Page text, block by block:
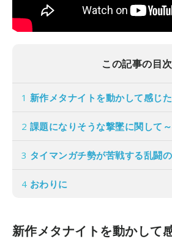
この記事の目次
1 新作メタナイトを動かして感じ
2 課題になりそうな撃墜に関して
3 タイマンガチ勢が苦戦する乱闘
4 おわりに
新作メタナイトを動かして